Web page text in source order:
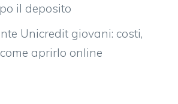
il deposito
Unicredit giovani: costi,
aprirlo online